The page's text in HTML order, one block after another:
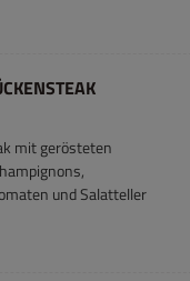
mit gerösteten
und Salatteller